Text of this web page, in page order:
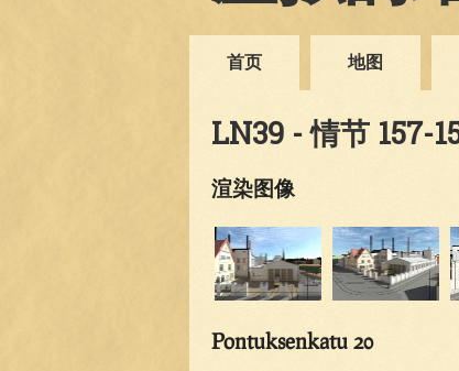
首页 地图
LN39 - 情节 157-
渲染图像
Pontuksenkatu 20